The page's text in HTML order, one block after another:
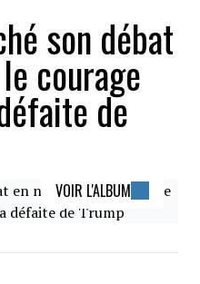
son débat
courage
de
VOIR L'ALBUM